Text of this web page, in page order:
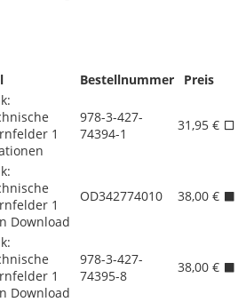
Bestellnummer
Preis
1
978-3-427-
74394-1
31,95 €
1
Download
OD342774010 38,00 €
1
Download
978-3-427-
74395-8
38,00 €